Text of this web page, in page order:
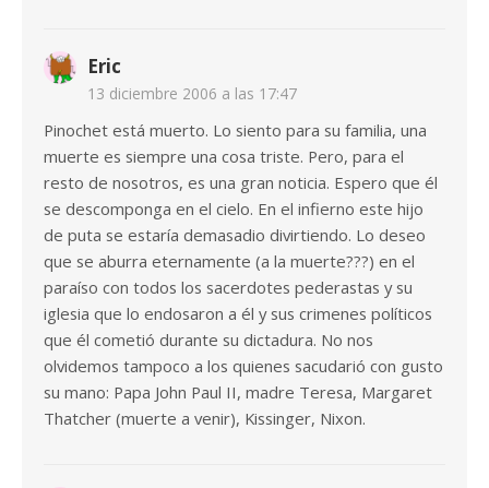
Eric
13 diciembre 2006 a las 17:47
Pinochet está muerto. Lo siento para su familia, una
muerte es siempre una cosa triste. Pero, para el
resto de nosotros, es una gran noticia. Espero que él
se descomponga en el cielo. En el infierno este hijo
de puta se estaría demasadio divirtiendo. Lo deseo
que se aburra eternamente (a la muerte???) en el
paraíso con todos los sacerdotes pederastas y su
iglesia que lo endosaron a él y sus crimenes políticos
que él cometió durante su dictadura. No nos
olvidemos tampoco a los quienes sacudarió con gusto
su mano: Papa John Paul II, madre Teresa, Margaret
Thatcher (muerte a venir), Kissinger, Nixon.